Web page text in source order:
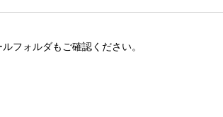
フォルダもご確認ください。